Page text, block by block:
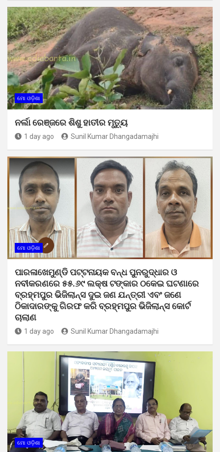
ମୋ ଓଡ଼ିଶା
ନର୍ଲା ରେଞ୍ଜରେ ଶିଶୁ ହାତୀର ମୃତ୍ୟୁ
1 day ago Sunil Kumar Dhangadamajhi
ମୋ ଓଡ଼ିଶା
ପାରଳାଖେମୁଣ୍ଡି ପଟ୍ଟନାୟକ ବନ୍ଧ ପୁନରୁଦ୍ଧାର ଓ
ନବୀକରଣରେ ୫୫.୬୯ ଲକ୍ଷ ଟଙ୍କାର ଠକେଇ ଘଟଣାରେ
ବ୍ରହ୍ମପୁର ଭିଜିଲାନ୍ସ ଦୁଇ ଜଣ ଯନ୍ତ୍ରୀ ଏବଂ ଜଣେ
ଠିକାଦାରଙ୍କୁ ଗିରଫ କରି ବ୍ରହ୍ମପୁର ଭିଜିଲାନ୍ସ କୋର୍ଟ
ଚାଲାଣ
1 day ago Sunil Kumar Dhangadamajhi
ମୋ ଓଡ଼ିଶା